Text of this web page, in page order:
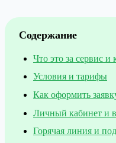
Содержание
Что это за сервис и
Условия и тарифы
Как оформить
Личный кабинет и
Горячая линия и